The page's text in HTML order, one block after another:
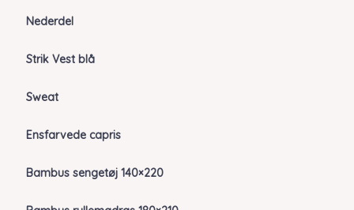
Nederdel
Strik Vest blå
Sweat
Ensfarvede capris
Bambus sengetøj 140×220